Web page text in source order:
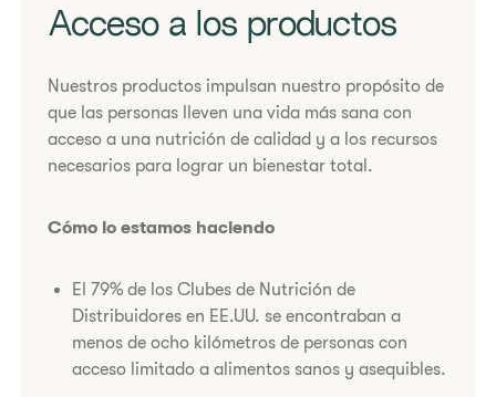
Acceso a los productos
​Nuestros productos impulsan nuestro propósito de
que las personas lleven una vida más sana con
acceso a una nutrición de calidad y a los recursos
necesarios para lograr un bienestar total.
Cómo lo estamos haciendo
El 79% de los Clubes de Nutrición de
Distribuidores en EE.UU. se encontraban a
menos de ocho kilómetros de personas con
acceso limitado a alimentos sanos y asequibles.